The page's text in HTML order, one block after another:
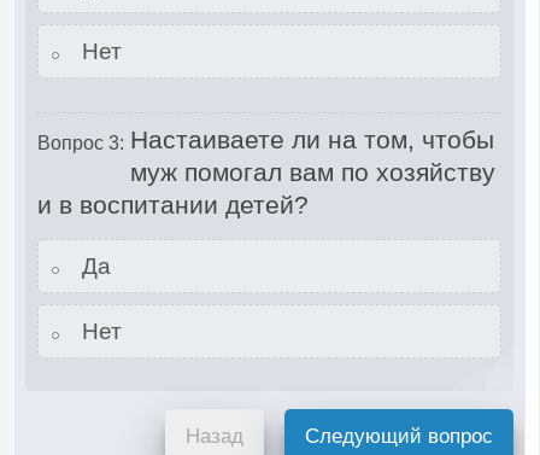
Нет
Вопрос 3: Настаиваете ли на том, чтобы
муж помогал вам по хозяйству
и в воспитании детей?
Да
Нет
Назад Следующий вопрос